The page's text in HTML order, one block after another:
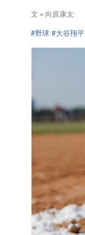
文＝向原康太
野球
大谷翔平